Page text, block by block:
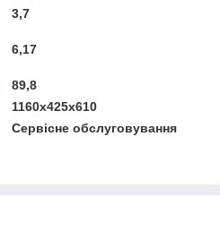
3,7
6,17
89,8
1160x425x610
Сервісне обслуговування